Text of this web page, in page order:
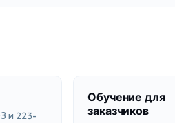
и 223-
Обучение для
заказчиков